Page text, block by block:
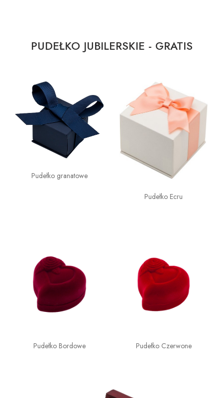
PUDEŁKO JUBILERSKIE - GRATIS
Pudełko granatowe
Pudełko Ecru
Pudełko Bordowe Pudełko Czerwone